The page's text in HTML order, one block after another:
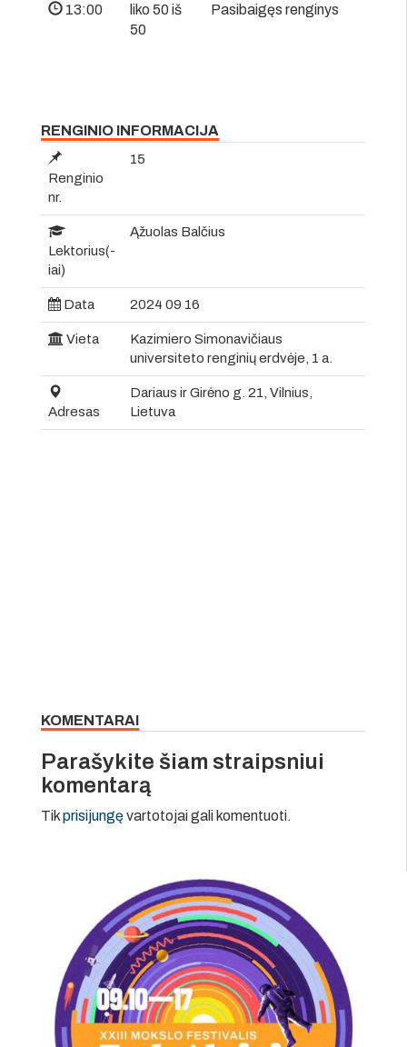
13:00
liko 50 iš
50
Pasibaigęs renginys
RENGINIO INFORMACIJA
Renginio
nr.
15
Lektorius(-
iai)
Ąžuolas Balčius
Data 2024 09 16
Vieta
Kazimiero Simonavičiaus
universiteto renginių erdvėje, 1 a.
Adresas
Dariaus ir Girėno g. 21, Vilnius,
Lietuva
KOMENTARAI
Parašykite šiam straipsniui
komentarą
Tikprisijungęvartotojai gali komentuoti.